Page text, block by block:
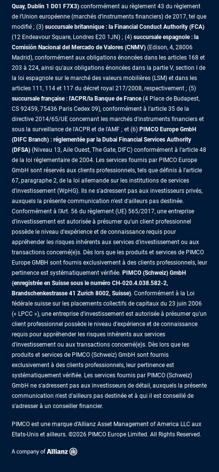
Quay, Dublin 1 D01 F7X3) conformément au règlement 43 du règlement
de l’Union européenne (marchés d’instruments financiers) de 2017, tel que
modifié ; (3) succursale britannique : la Financial Conduct Authority (FCA)
(12 Endeavour Square, Londres E20 1JN) ; (4) succursale espagnole : la
Comisión Nacional del Mercado de Valores (CNMV) (Edison, 4, 28006
Madrid), conformément aux obligations énoncées dans les articles 168 et
203 à 224, ainsi qu'aux obligations énoncées dans la partie V, section I de
la loi espagnole sur le marché des valeurs mobilières (LSM) et dans les
articles 111, 114 et 117 du décret royal 217/2008, respectivement ; (5)
succursale française : l'ACPR/la Banque de France(4 Place de Budapest,
CS 92459, 75436 Paris Cedex 09), conformément à l'article 35 de la
directive 2014/65/UE concernant les marchés d'instruments financiers et
sous la surveillance de l'ACPR et de l'AMF ; et (6) PIMCO Europe GmbH
(DIFC Branch) : réglementée par la Dubai Financial Services Authority
(DFSA) (Niveau 13, Aile Ouest, The Gate, DIFC) conformément à l’article 48
de la loi réglementaire de 2004. Les services fournis par PIMCO Europe
GmbH sont réservés aux clients professionnels, tels que définis à l'article
67, paragraphe 2, de la loi allemande sur les institutions de services
d'investissement (WpHG). Ils ne s'adressent pas aux investisseurs privés,
auxquels la présente communication n'est d'ailleurs pas destinée.
Conformément à l’Art. 56 du règlement (UE) 565/2017, une entreprise
d'investissement est autorisée à présumer qu'un client professionnel
possède le niveau d'expérience et de connaissance requis pour
appréhender les risques inhérents aux services d'investissement ou aux
transactions concerné(e)s. Dès lors que les produits et services de PIMCO
Europe GMBH sont fournis exclusivement à des clients professionnels, leur
pertinence est systématiquement vérifiée. PIMCO (Schweiz) GmbH
(enregistrée en Suisse sous le numéro CH-020.4.038.582-2,
Brandschenkestrasse 41 Zurich 8002, Suisse). Conformément à la Loi
fédérale suisse sur les placements collectifs de capitaux du 23 juin 2006
(« LPCC »), une entreprise d'investissement est autorisée à présumer qu'un
client professionnel possède le niveau d'expérience et de connaissance
requis pour appréhender les risques inhérents aux services
d'investissement ou aux transactions concerné(e)s. Dès lors que les
produits et services de PIMCO (Schweiz) GmbH sont fournis
exclusivement à des clients professionnels, leur pertinence est
systématiquement vérifiée. Les services fournis par PIMCO (Schweiz)
GmbH ne s'adressent pas aux investisseurs de détail, auxquels la présente
communication n'est d'ailleurs pas destinée et à qui il est conseillé de
s'adresser à un conseiller financier.
PIMCO est une marque d’Allianz Asset Management of America LLC aux
Etats-Unis et ailleurs. ©2026 PIMCO Europe Limited. All Rights Reserved.